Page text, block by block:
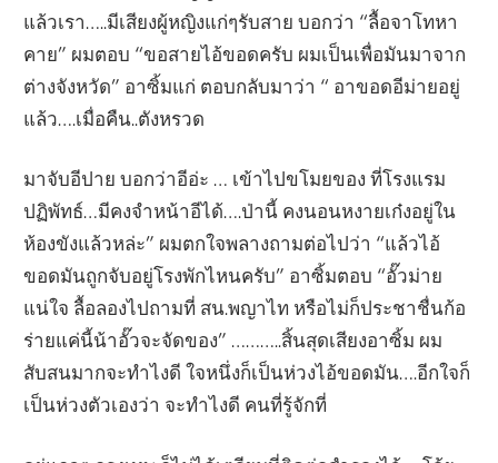
แล้วเรา…..มีเสียงผู้หญิงแก่ๆรับสาย บอกว่า “ลื้อจาโทหา
คาย” ผมตอบ “ขอสายไอ้ขอดครับ ผมเป็นเพื่อมันมาจาก
ต่างจังหวัด” อาซิ้มแก่ ตอบกลับมาว่า “ อาขอดอีม่ายอยู่
แล้ว….เมื่อคืน..ตังหรวด
มาจับอีปาย บอกว่าอีอ่ะ … เข้าไปขโมยของ ที่โรงแรม
ปฏิพัทธ์…มีคงจำหน้าอีได้….ป่านี้ คงนอนหงายเก๋งอยู่ใน
ห้องขังแล้วหล่ะ” ผมตกใจพลางถามต่อไปว่า “แล้วไอ้
ขอดมันถูกจับอยู่โรงพักไหนครับ” อาซิ้มตอบ “อั๊วม่าย
แน่ใจ ลื้อลองไปถามที่ สน.พญาไท หรือไม่ก็ประชาชื่นก้อ
ร่ายแค่นี้น้าอั๊วจะจัดของ” ………..สิ้นสุดเสียงอาซิ้ม ผม
สับสนมากจะทำไงดี ใจหนึ่งก็เป็นห่วงไอ้ขอดมัน….อีกใจก็
เป็นห่วงตัวเองว่า จะทำไงดี คนที่รู้จักที่